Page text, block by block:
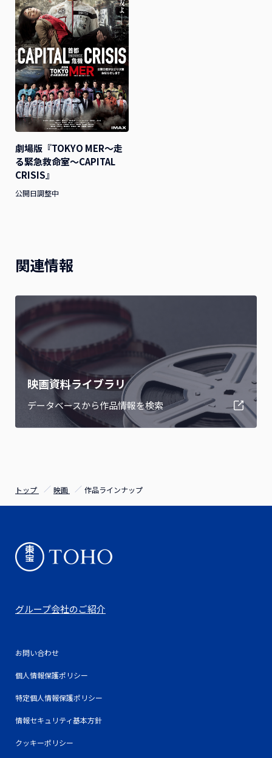
劇場版『TOKYO MER～走
る緊急救命室～CAPITAL
CRISIS』
公開日調整中
関連情報
映画資料ライブラリ
データベースから作品情報を検索
トップ 映画 作品ラインナップ
グループ会社のご紹介
お問い合わせ
個人情報保護ポリシー
特定個人情報保護ポリシー
情報セキュリティ基本方針
クッキーポリシー